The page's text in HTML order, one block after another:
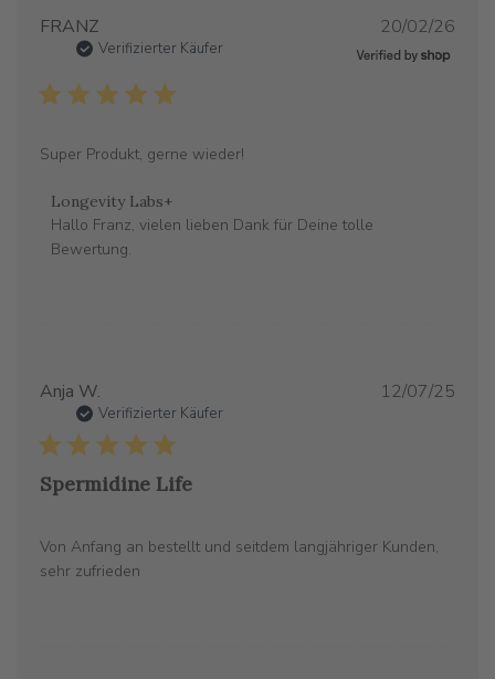
FRANZ
Verifizierter Käufer
Super Produkt, gerne wieder!
Kommentare
des
Store-
Fri
27
Longevity Labs+
Hallo Franz, vielen lieben Dank für Deine tolle
Bewertung.
20/02/26
Anja W.
Verifizierter Käufer
Spermidine Life
Von Anfang an bestellt und seitdem langjähriger Kunden,
sehr zufrieden
12/07/25